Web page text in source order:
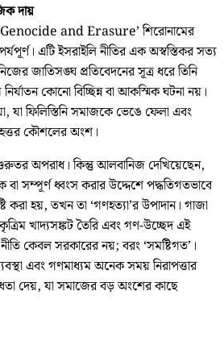
দায়
and Erasure’ শিরোনামের
এটি ইসরাইলি নীতির এক অস্বস্তিকর সত্য
জাতিসঙ্ঘ প্রতিবেদনের সূত্র ধরে তিনি
কোনো বিচ্ছিন্ন বা আকস্মিক ঘটনা নয়।
যা ফিলিস্তিনি সমাজকে ভেঙে ফেলা এবং
কৌশলের অংশ।
অপরাধ। কিন্তু আলবানিজ দেখিয়েছেন,
সম্পূর্ণ ধ্বংস করার উদ্দেশে পদ্ধতিগতভাবে
করা হয়, তখন তা ‘গণহত্যা’র উপাদান। গাজা
খাদ্যসঙ্কট তৈরি এবং গণ-উচ্ছেদ এই
নীতি কেবল সরকারের নয়; বরং ‘সমষ্টিগত’।
এবং গণমাধ্যম অনেক সময় নিরাপত্তার
দেয়, যা সমাজের বড় অংশের কাছে